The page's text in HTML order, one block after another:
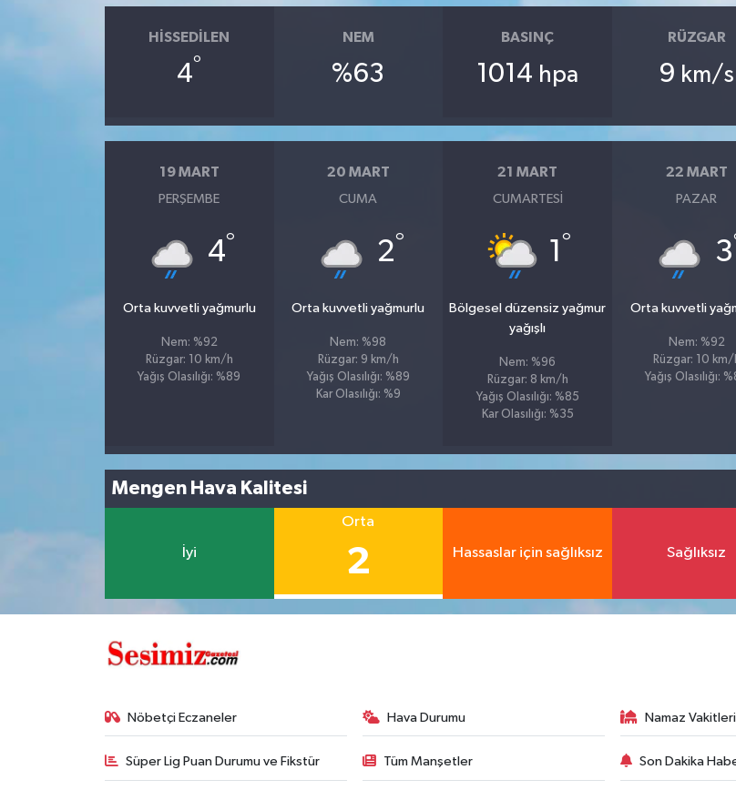
HISSEDILEN
4°
NEM
%63
BASINÇ
1014 hpa
RÜZGAR
9 km/s
19 MART
PERŞEMBE
4°
Orta kuvvetli yağmurlu
Nem: %92
Rüzgar: 10 km/h
Yağış Olasılığı: %89
20 MART
CUMA
2°
Orta kuvvetli yağmurlu
Nem: %98
Rüzgar: 9 km/h
Yağış Olasılığı: %89
Kar Olasılığı: %9
21 MART
CUMARTESI
1 °
Bölgesel düzensiz yağmur
yağışlı
Nem: %96
Rüzgar: 8 km/h
Yağış Olasılığı: %85
Kar Olasılığı: %35
22 MART
PAZAR
3
Orta kuvvetli
Nem: %92
Rüzgar: 10 km/
Yağış Olasılığı:
Mengen Hava Kalitesi
İyi
Orta
2 Hassaslar için sağlıksız Sağlıksız
Nöbetçi Eczaneler Hava Durumu Namaz Vakitleri
Süper Lig Puan Durumu ve Fikstür Tüm Manşetler Son Dakika